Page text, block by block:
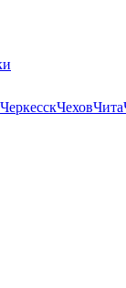
ЧеркесскЧеховЧита